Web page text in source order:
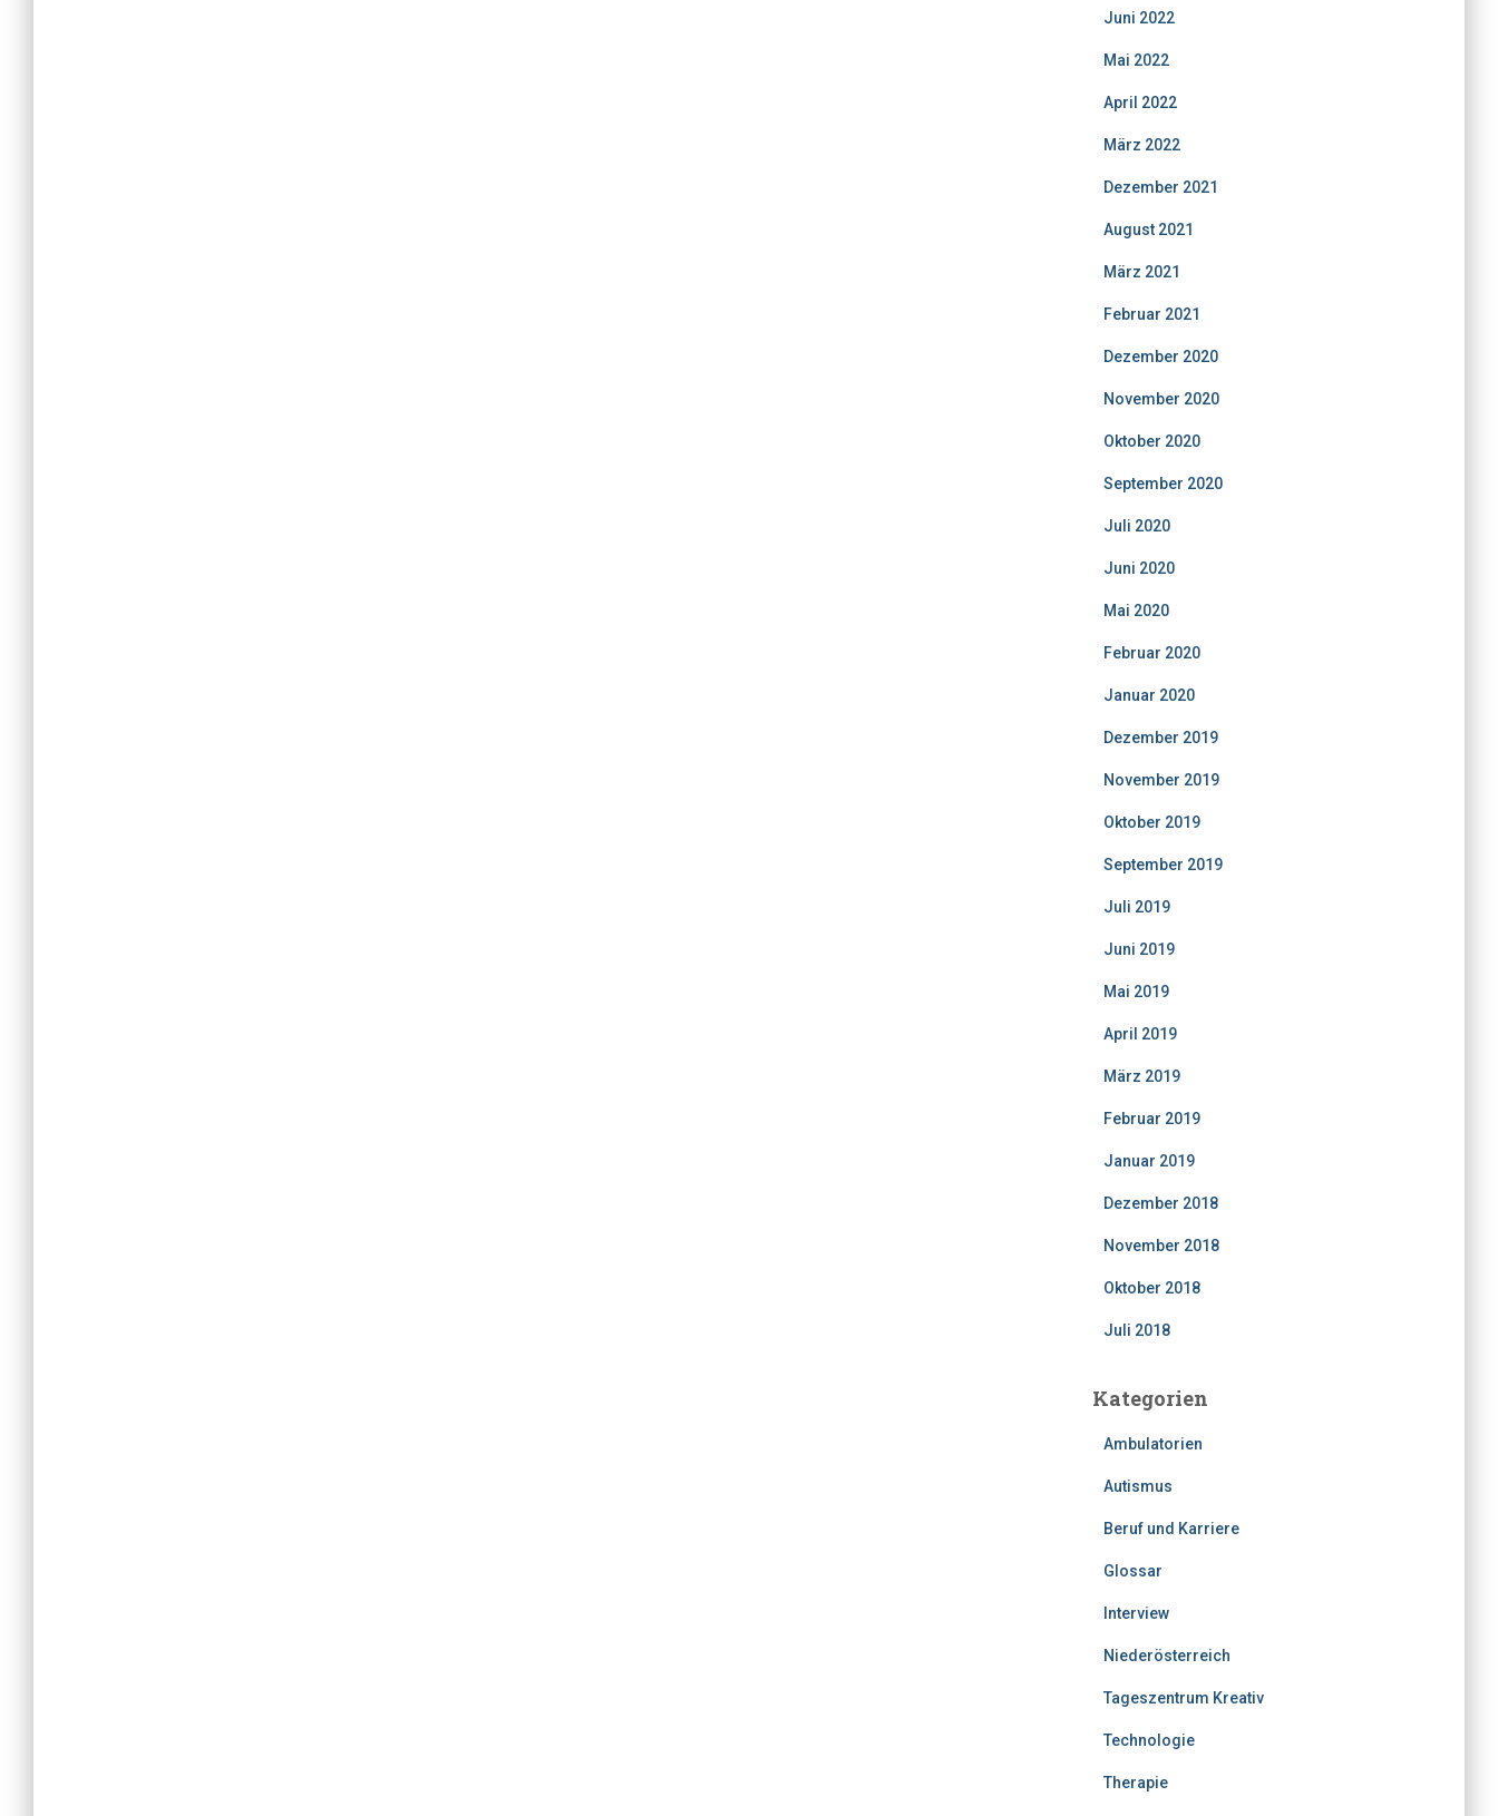
Juni 2022
Mai 2022
April 2022
März 2022
Dezember 2021
August 2021
März 2021
Februar 2021
Dezember 2020
November 2020
Oktober 2020
September 2020
Juli 2020
Juni 2020
Mai 2020
Februar 2020
Januar 2020
Dezember 2019
November 2019
Oktober 2019
September 2019
Juli 2019
Juni 2019
Mai 2019
April 2019
März 2019
Februar 2019
Januar 2019
Dezember 2018
November 2018
Oktober 2018
Juli 2018
Kategorien
Ambulatorien
Autismus
Beruf und Karriere
Glossar
Interview
Niederösterreich
Tageszentrum Kreativ
Technologie
Therapie